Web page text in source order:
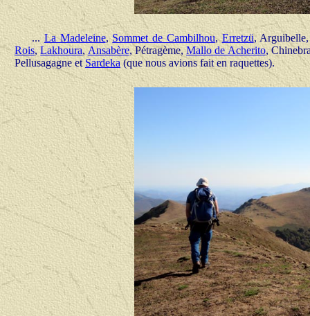
...La Madeleine,Sommet de Cambilhou,Erretzü,
Rois,Lakhoura, Ansabère, Pétragème,Mallo de Acherito,
Pellusagagne et Sardeka (que nous avions fait en raquettes).